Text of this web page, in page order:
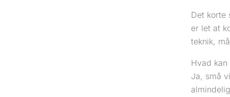
Det korte
er let at
teknik,
Hvad
Ja, små